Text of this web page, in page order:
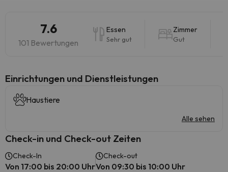
7.6
101 Bewertungen
Essen
Sehr gut
Zimmer
Gut
​Einrichtungen und Dienstleistungen
Haustiere
Alle sehen
Check-in und Check-out Zeiten
Check-In
Von 17:00 bis 20:00 Uhr
Check-out
Von 09:30 bis 10:00 Uhr